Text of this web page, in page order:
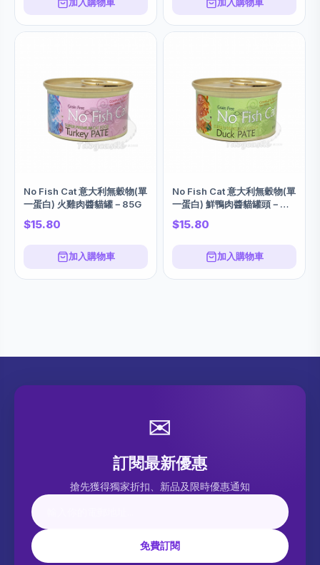
No Fish Cat 意大利無穀物(單
一蛋白) 火雞肉醬貓罐－85G
$15.80
加入購物車
No Fish Cat 意大利無穀物(單
一蛋白) 鮮鴨肉醬貓罐頭－
85G
$15.80
加入購物車
✉
訂閱最新優惠
搶先獲得獨家折扣、新品及限時優惠通知
免費訂閱